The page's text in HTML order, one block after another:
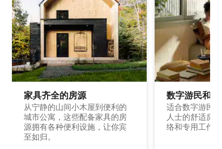
家具齐全的房源
从宁静的山间小木屋到便利的
城市公寓，这些配备家具的房
源拥有各种便利设施，让你宾
至如归。
数字游民和
适合数字游民
人士的舒适房
络和专用工作